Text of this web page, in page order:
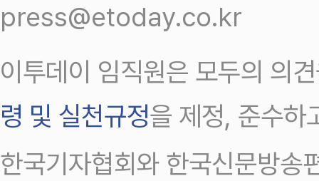
press@etoday.co.kr
이투데이 임직원은 모두의 의
령 및 실천규정을 제정, 준수하
한국기자협회와 한국신문방송